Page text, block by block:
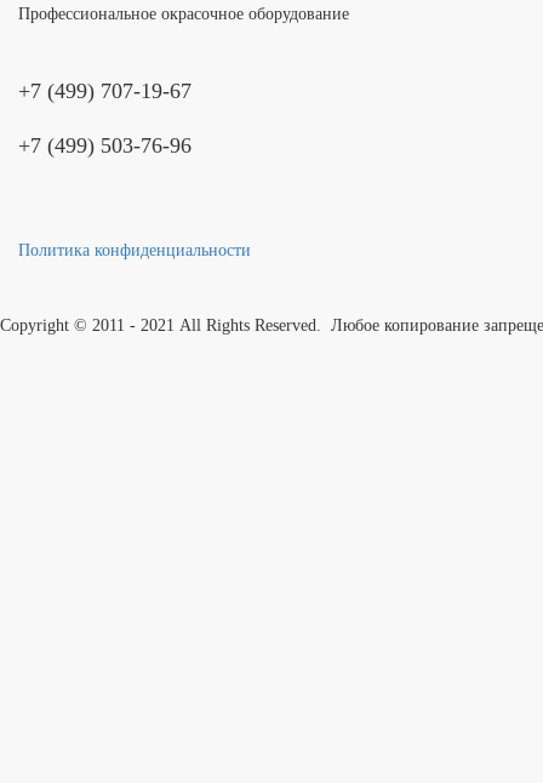
Профессиональное окрасочное оборудование
+7 (499) 707-19-67
+7 (499) 503-76-96
Политика конфиденциальности
Copyright © 2011 - 2021 All Rights Reserved. Любое копирование